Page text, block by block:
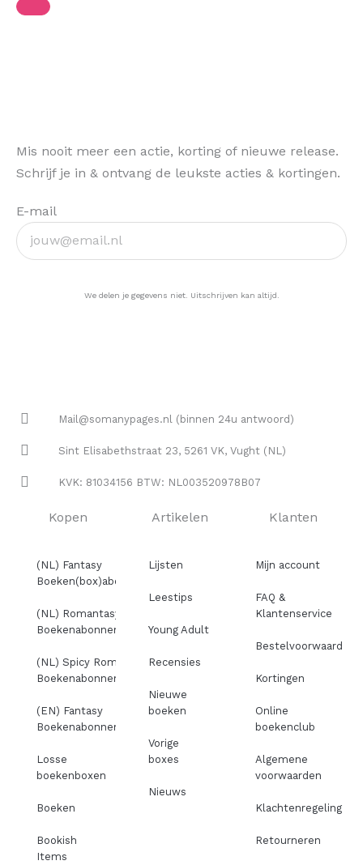
Mis nooit meer een actie, korting of nieuwe release.
Schrijf je in & ontvang de leukste acties & kortingen.
E-mail
We delen je gegevens niet. Uitschrijven kan altijd.
Mail@somanypages.nl (binnen 24u antwoord)
Sint Elisabethstraat 23, 5261 VK, Vught (NL)
KVK: 81034156 BTW: NL003520978B07
Kopen
(NL) Fantasy
Boeken(box)abonnement
(NL) Romantasy
Boekenabonnement
(NL) Spicy Romance
Boekenabonnement
(EN) Fantasy
Boekenabonnement
Losse
boekenboxen
Boeken
Bookish
Items
Artikelen
Lijsten
Leestips
Young Adult
Recensies
Nieuwe
boeken
Vorige
boxes
Nieuws
Klanten
Mijn account
FAQ &
Klantenservice
Bestelvoorwaarden
Kortingen
Online
boekenclub
Algemene
voorwaarden
Klachtenregeling
Retourneren